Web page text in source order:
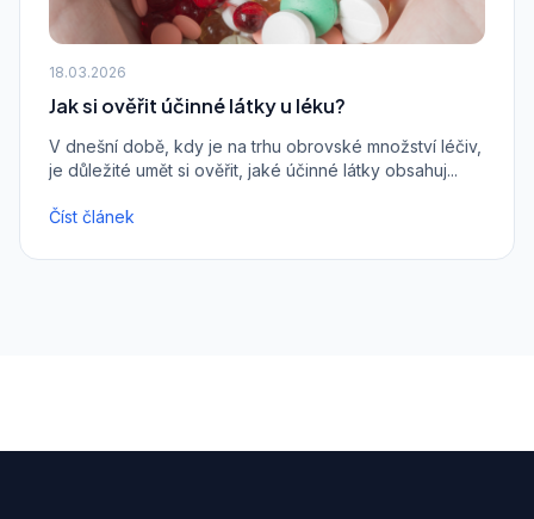
18.03.2026
Jak si ověřit účinné látky u léku?
V dnešní době, kdy je na trhu obrovské množství léčiv,
je důležité umět si ověřit, jaké účinné látky obsahuj...
Číst článek